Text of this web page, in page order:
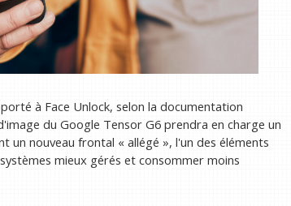
à Face Unlock, selon la documentation
du Google Tensor G6 prendra en charge un
un nouveau frontal « allégé », l'un des éléments
mieux gérés et consommer moins